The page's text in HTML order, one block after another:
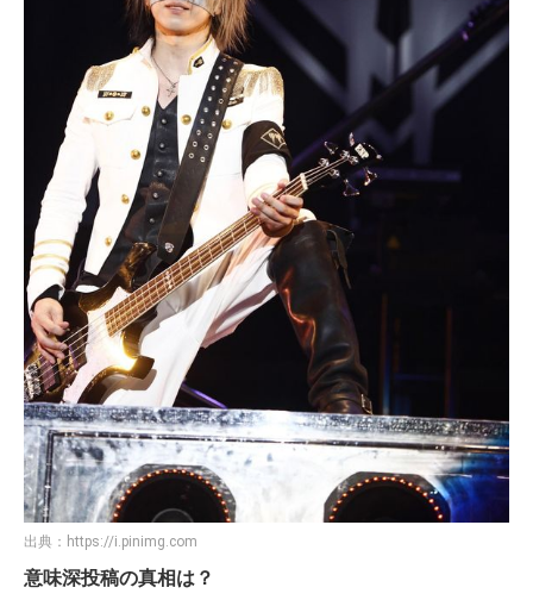
出典： https://i.pinimg.com
意味深投稿の真相は？